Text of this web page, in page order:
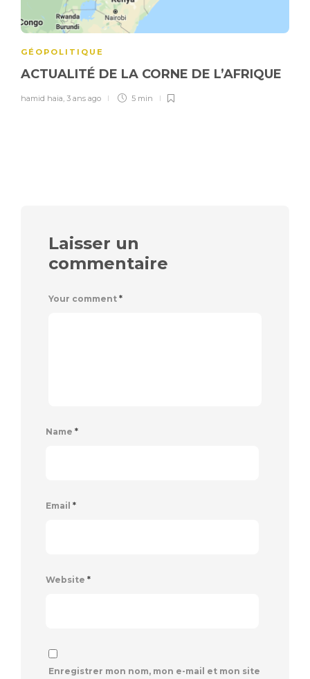
GÉOPOLITIQUE
ACTUALITÉ DE LA CORNE DE L’AFRIQUE
hamid haia, 3 ans ago 5 min
Laisser un
commentaire
Your comment *
Name *
Email *
Website *
Enregistrer mon nom, mon e-mail et mon site